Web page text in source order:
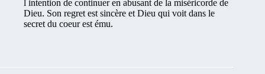
l intention de continuer en abusant de la miséricorde de
Dieu. Son regret est sincère et Dieu qui voit dans le
secret du coeur est ému.